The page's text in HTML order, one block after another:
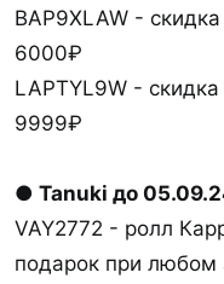
BAP9XLAW -
6000₽
LAPTYL9W -
9999₽
● Tanuki до
VAY2772 - ролл
подарок при любом